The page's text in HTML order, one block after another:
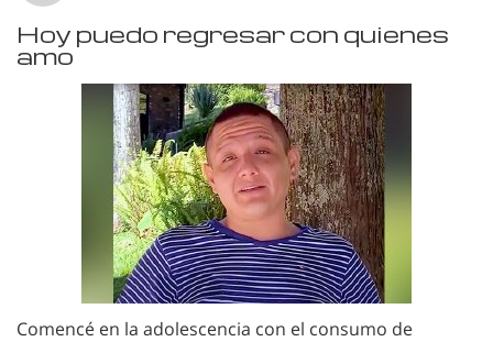
Hoy puedo regresar con quienes
amo
Comencé en la adolescencia con el consumo de